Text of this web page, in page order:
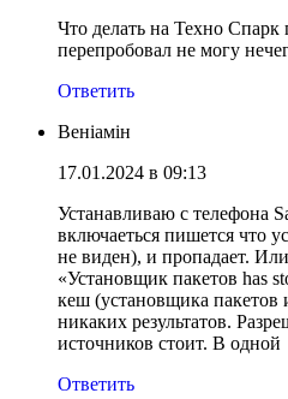
Что делать на Техно
перепробовал не могу
Ответить
Веніамін
17.01.2024 в 09:13
Устанавливаю с телефона
включаеться пишется что
не виден), и пропадает.
«Установщик пакетов has
кеш (установщика пакетов
никаких результатов.
источников стоит. В одной
Ответить